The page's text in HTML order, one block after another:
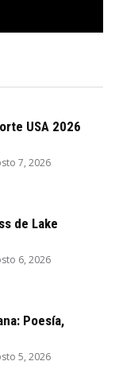
USA 2026
7, 2026
de Lake
6, 2026
Poesía,
5, 2026